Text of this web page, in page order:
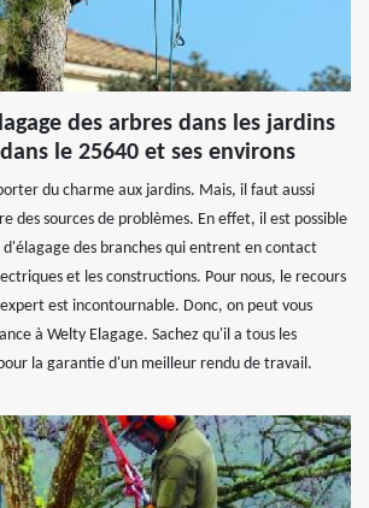
des arbres dans les jardins
le 25640 et ses environs
du charme aux jardins. Mais, il faut aussi
des sources de problèmes. En effet, il est possible
des branches qui entrent en contact
et les constructions. Pour nous, le recours
est incontournable. Donc, on peut vous
à Welty Elagage. Sachez qu'il a tous les
la garantie d'un meilleur rendu de travail.